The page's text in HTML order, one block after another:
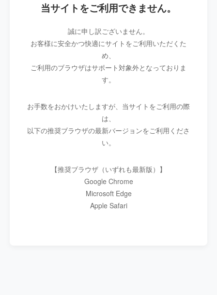
当サイトをご利用できません。
誠に申し訳ございません。
お客様に安全かつ快適にサイトをご利用いただくた
め、
ご利用のブラウザはサポート対象外となっておりま
す。
お手数をおかけいたしますが、当サイトをご利用の際
は、
以下の推奨ブラウザの最新バージョンをご利用くださ
い。
【推奨ブラウザ（いずれも最新版）】
Google Chrome
Microsoft Edge
Apple Safari